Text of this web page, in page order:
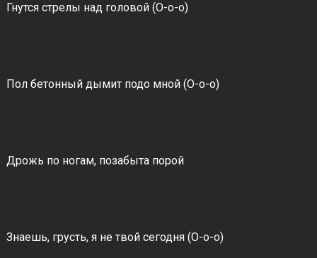
Гнутся стрелы над головой (О-о-о)
Пол бетонный дымит подо мной (О-о-о)
Дрожь по ногам, позабыта порой
Знаешь, грусть, я не твой сегодня (О-о-о)